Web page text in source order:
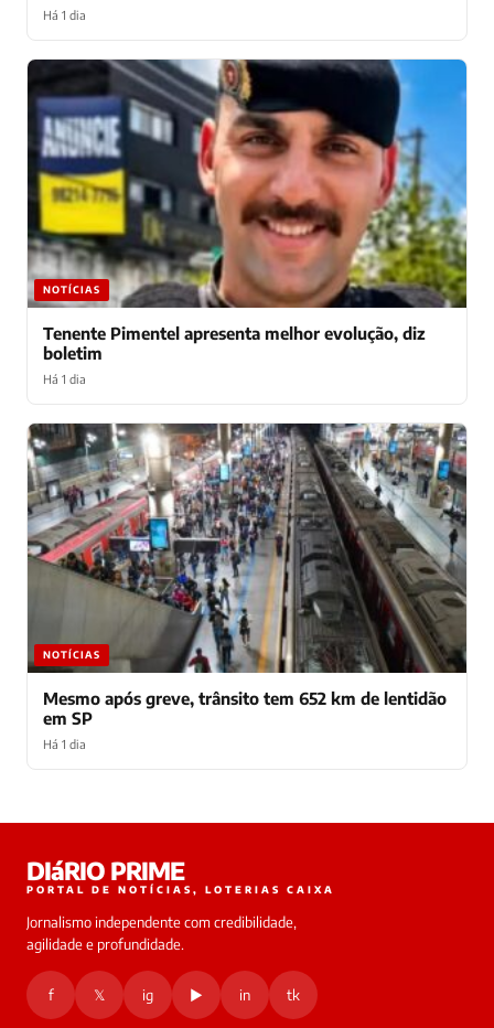
Há 1 dia
NOTÍCIAS
Tenente Pimentel apresenta melhor evolução, diz
boletim
Há 1 dia
NOTÍCIAS
Mesmo após greve, trânsito tem 652 km de lentidão
em SP
Há 1 dia
online
DIáRIO PRIME
PORTAL DE NOTÍCIAS, LOTERIAS CAIXA
Jornalismo independente com credibilidade,
agilidade e profundidade.
f 𝕏 ig ▶ in tk